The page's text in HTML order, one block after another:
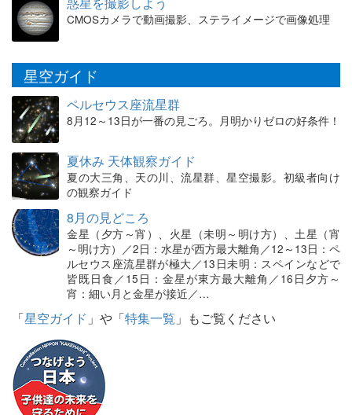
CMOSカメラで動画撮影、ステライメージで画像処理
星空ガイド
ペルセウス座流星群
8月12～13日が一番の見ごろ。月明かりゼロの好条件！
夏休み 天体観察ガイド
夏の大三角、天の川、流星群、星空撮影。初級者向け
の観察ガイド
8月の見どころ
金星（夕方～宵）、火星（未明～明け方）、土星（宵
～明け方）／2日：水星が西方最大離角／12～13日：ペ
ルセウス座流星群が極大／13日未明：スペインなどで
皆既日食／15日：金星が東方最大離角／16日夕方～
宵：細い月と金星が接近／…
「星空ガイド 」や「特集一覧 」もご覧ください